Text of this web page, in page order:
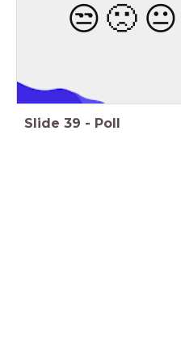
😒 🙁 😐
Slide 39 - Poll